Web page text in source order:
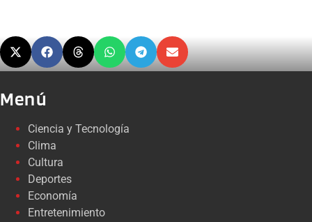
Menú
Ciencia y Tecnología
Clima
Cultura
Deportes
Economía
Entretenimiento